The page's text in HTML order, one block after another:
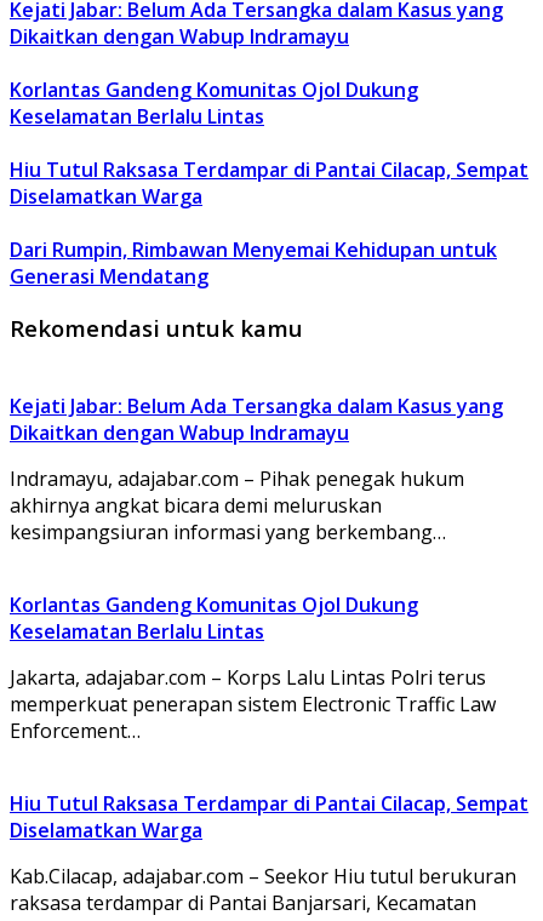
Kejati Jabar: Belum Ada Tersangka dalam Kasus yang
Dikaitkan dengan Wabup Indramayu
Korlantas Gandeng Komunitas Ojol Dukung
Keselamatan Berlalu Lintas
Hiu Tutul Raksasa Terdampar di Pantai Cilacap, Sempat
Diselamatkan Warga
Dari Rumpin, Rimbawan Menyemai Kehidupan untuk
Generasi Mendatang
Rekomendasi untuk kamu
Kejati Jabar: Belum Ada Tersangka dalam Kasus yang
Dikaitkan dengan Wabup Indramayu
Indramayu, adajabar.com – Pihak penegak hukum
akhirnya angkat bicara demi meluruskan
kesimpangsiuran informasi yang berkembang…
Korlantas Gandeng Komunitas Ojol Dukung
Keselamatan Berlalu Lintas
Jakarta, adajabar.com – Korps Lalu Lintas Polri terus
memperkuat penerapan sistem Electronic Traffic Law
Enforcement…
Hiu Tutul Raksasa Terdampar di Pantai Cilacap, Sempat
Diselamatkan Warga
Kab.Cilacap, adajabar.com – Seekor Hiu tutul berukuran
raksasa terdampar di Pantai Banjarsari, Kecamatan